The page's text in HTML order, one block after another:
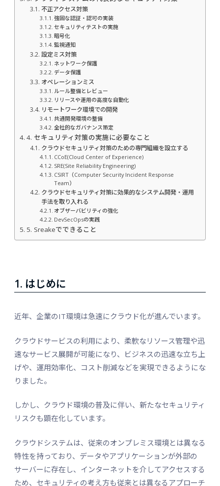
不正アクセス対策
強固な認証・認可の実装
セキュリティテストの実施
暗号化
監視通知
設定ミス対策
ネットワーク保護
データ保護
オペレーションミス
ルール整備とレビュー
リリースや運用の高度な自動化
リモートワーク環境での開発
共通開発環境の整備
全社的なガバナンス策定
4. セキュリティ対策の実施に必要なこと
クラウドセキュリティ対策のための専門組織を設立する
CCoE(Cloud Center of Experience)
SRE(Site Reliability Engineering)
CSIRT（Computer Security Incident Response
Team）
クラウドセキュリティ対策に効果的なシステム開発・運用
手法を取り入れる
オブザーバビリティの強化
DevSecOpsの実践
5. Sreakeでできること
1. はじめに
近年、企業のIT環境は急速にクラウド化が進んでいます。
クラウドサービスの利用により、柔軟なリソース管理や迅
速なサービス展開が可能になり、ビジネスの迅速な立ち上
げや、運用効率化、コスト削減などを実現できるようにな
りました。
しかし、クラウド環境の普及に伴い、新たなセキュリティ
リスクも顕在化しています。
クラウドシステムは、従来のオンプレミス環境とは異なる
特性を持っており、データやアプリケーションが外部の
サーバーに存在し、インターネットを介してアクセスする
ため、セキュリティの考え方も従来とは異なるアプローチ